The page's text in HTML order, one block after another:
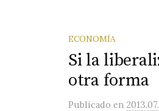
ECONOMÍA
Si la
otra forma
Publicado en